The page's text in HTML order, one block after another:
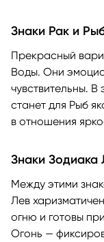
Знаки Рак и
Прекрасный
Воды. Они
чувствительны.
станет для Рыб
в отношения
Знаки Зодиака
Между этими
Лев
огню и готовы
Огонь —